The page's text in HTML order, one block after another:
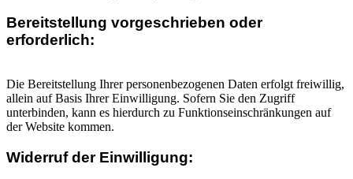
Bereitstellung vorgeschrieben oder
erforderlich:
Die Bereitstellung Ihrer personenbezogenen Daten erfolgt freiwillig,
allein auf Basis Ihrer Einwilligung. Sofern Sie den Zugriff
unterbinden, kann es hierdurch zu Funktionseinschränkungen auf
der Website kommen.
Widerruf der Einwilligung: